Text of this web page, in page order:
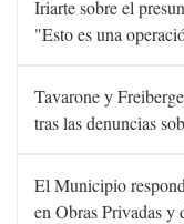
Iriarte sobre el
"Esto es una
Tavarone y
tras las denuncias
El Municipio
en Obras Privadas y